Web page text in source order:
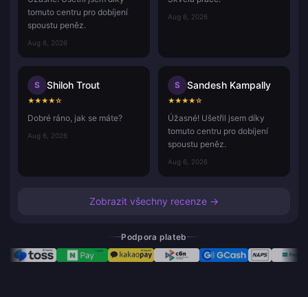
tomuto centru pro dobíjení
spoustu peněz.
Aug 6, 2026
Aug 6, 2026
S Shiloh Trout
★★★★☆
Dobré ráno, jak se máte?
Aug 6, 2026
S Sandesh Kampally
★★★★☆
Úžasné! Ušetřil jsem díky
tomuto centru pro dobíjení
spoustu peněz.
Aug 6, 2026
Zobrazit všechny recenze →
Podpora plateb